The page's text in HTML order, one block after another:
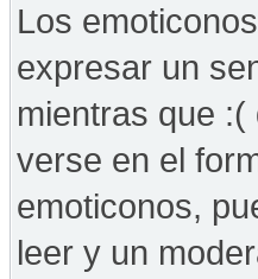
Los
expresar un
mientras que
verse en el
emoticonos,
leer y un